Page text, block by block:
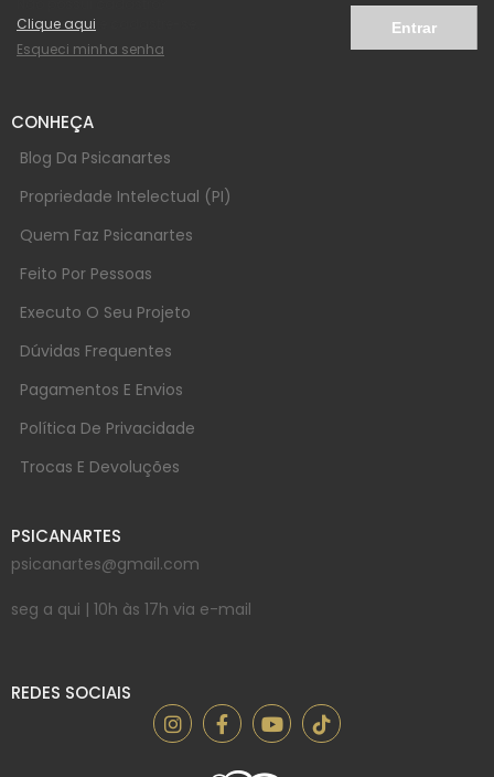
Clique aqui
Esqueci minha senha
CONHEÇA
Blog Da Psicanartes
Propriedade Intelectual (PI)
Quem Faz Psicanartes
Feito Por Pessoas
Executo O Seu Projeto
Dúvidas Frequentes
Pagamentos E Envios
Política De Privacidade
Trocas E Devoluções
PSICANARTES
psicanartes@gmail.com
seg a qui | 10h às 17h via e-mail
REDES SOCIAIS